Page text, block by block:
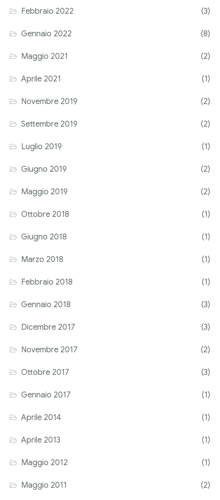
Corriere tributario
Editore Euroconference
Il Giornale del Revisore
Forum Fiscale
Articoli
Febbraio 2022 (3)
Gennaio 2022 (8)
Maggio 2021 (2)
Aprile 2021 (1)
Novembre 2019 (2)
Settembre 2019 (2)
Luglio 2019 (1)
Giugno 2019 (2)
Maggio 2019 (2)
Ottobre 2018 (1)
Giugno 2018 (1)
Marzo 2018 (1)
Febbraio 2018 (1)
Gennaio 2018 (3)
Dicembre 2017 (3)
Novembre 2017 (2)
Ottobre 2017 (3)
Gennaio 2017 (1)
Aprile 2014 (1)
Aprile 2013 (1)
Maggio 2012 (1)
Maggio 2011 (2)